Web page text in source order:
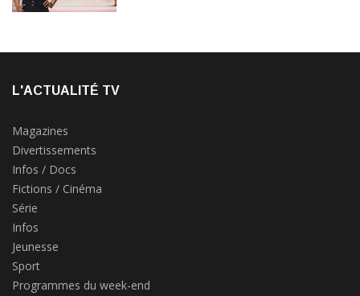
L'ACTUALITÉ TV
Magazines
Divertissements
Infos / Docs
Fictions / Cinéma
Série
Infos
Jeunesse
Sport
Programmes du week-end